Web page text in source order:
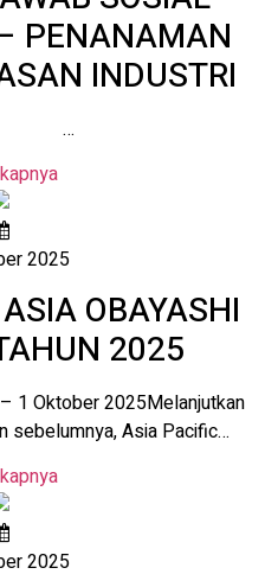
PENANAMAN
INDUSTRI
2025
OBAYASHI
2025
1 Oktober 2025Melanjutkan
sebelumnya, Asia Pacific…
2025